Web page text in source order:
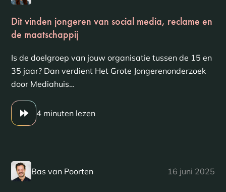
Dit vinden jongeren van social media, reclame en
de maatschappij
Is de doelgroep van jouw organisatie tussen de 15 en
35 jaar? Dan verdient Het Grote Jongerenonderzoek
door Mediahuis…
4 minuten lezen
Bas van Poorten 16 juni 2025